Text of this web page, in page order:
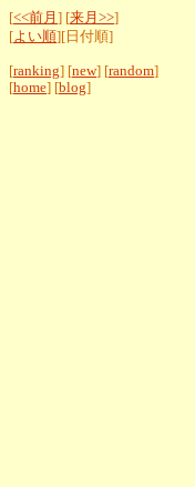
[<<前月 ] [来月>>]
[よい順][日付順]
[ranking] [new] [random]
[home] [blog]